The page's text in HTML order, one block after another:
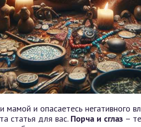
мамой и опасаетесь негативного
статья для вас. Порча и сглаз –